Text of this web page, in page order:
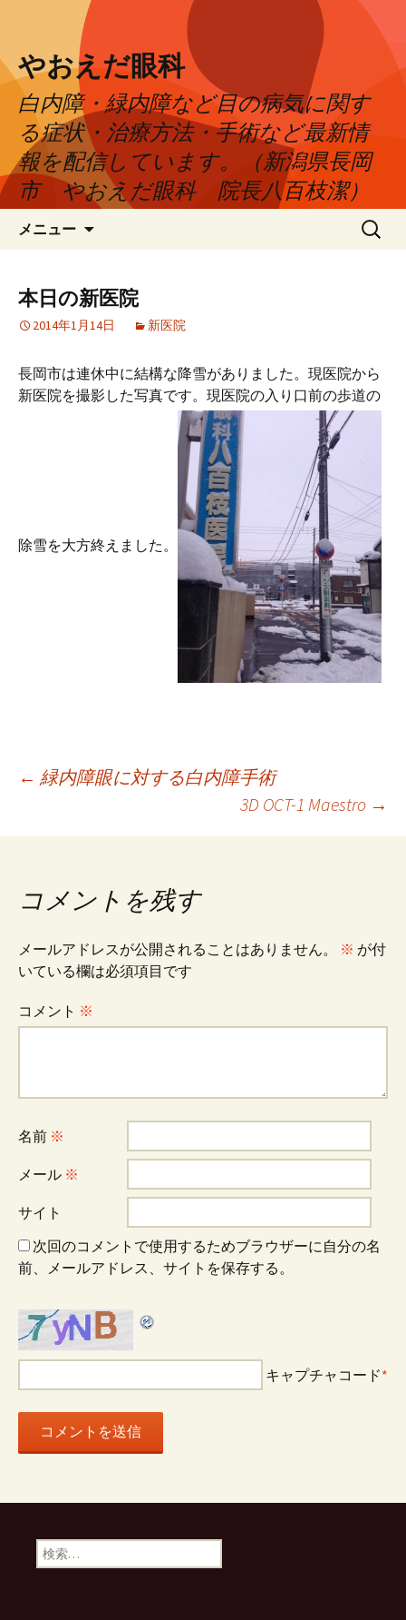
やおえだ眼科
白内障・緑内障など目の病気に関す
る症状・治療方法・手術など最新情
報を配信しています。（新潟県長岡
市 やおえだ眼科 院長八百枝潔）
メニュー
ン
ツ
へ
キ
ッ
検
索:
本日の新医院
2014年1月14日 新医院
長岡市は連休中に結構な降雪がありました。現医院から
新医院を撮影した写真です。現医院の入り口前の歩道の
除雪を大方終えました。
投
稿
ナ
ビ
ゲ
シ
ョ
ン
← 緑内障眼に対する白内障手術
3D OCT-1 Maestro →
コメントを残す
メールアドレスが公開されることはありません。 ※ が付
いている欄は必須項目です
コメント ※
名前 ※
メール ※
サイト
次回のコメントで使用するためブラウザーに自分の名
前、メールアドレス、サイトを保存する。
キャプチャコード*
検
索: